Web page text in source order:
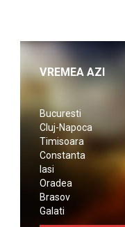
VREMEA AZI
Bucuresti
Cluj-Napoca
Timisoara
Constanta
Iasi
Oradea
Brasov
Galati